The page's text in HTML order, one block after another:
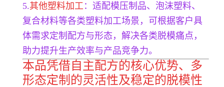
5.其他塑料加工 ：适配模压制品、泡沫塑料、
复合材料等各类塑料加工场景，可根据客户具
体需求定制配方与形态，解决各类脱模痛点，
助力提升生产效率与产品竞争力。
本品凭借自主配方的核心优势、多
形态定制的灵活性及稳定的脱模性